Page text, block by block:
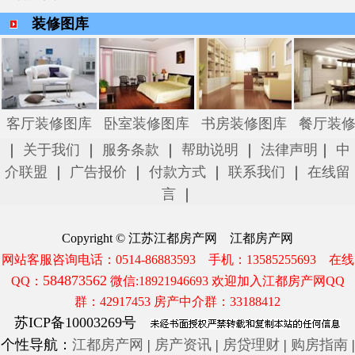
装修图库
客厅装修图库 卧室装修图库 书房装修图库
餐厅装
关于我们 服务条款 帮助说明 法律声明
中
介联盟
广告报价 付款方式 联系我们
在线留
言｜
Copyright © 江苏江都房产网 江都房产网
网站客服咨询电话：0514-86883593 手机：13585255693 在线
QQ： 584873562 微信:18921946693 欢迎加入江都房产网QQ
群：42917453 房产中介群：33188412
苏ICP备10003269号
个性导航： 江都房产网 | 房产资讯| 房贷理财| 购房指南 |